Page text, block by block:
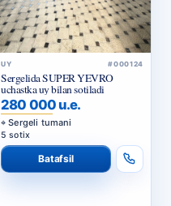
UY #000124
Sergelida SUPER YEVRO
uchastka uy bilan sotiladi
280 000 u.e.
Sergeli tumani
5 sotix
Batafsil